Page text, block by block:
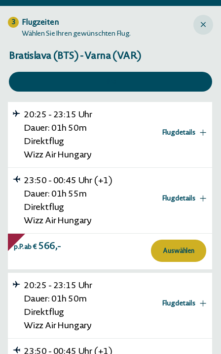
3 Flugzeiten
Wählen Sie Ihren gewünschten Flug.
Bratislava (BTS) - Varna (VAR)
20:25 -23:15 Uhr
Dauer:01h50m
Direktflug
Flugdetails
Wizz Air Hungary
HINFLUG (Direktflug)
Wizz Air Hungary (W67005)
Sa., 26.09.2026
23:15 Varna (VAR)
Economy
23:50-00:45 Uhr(+1)
Dauer:01h55m
Direktflug
Flugdetails
Wizz Air Hungary
RÜCKFLUG (Direktflug) 01h 55m
Wizz Air Hungary (W67006)
01h 55m
Sa., 03.10.2026
23:50 Varna (VAR) -
00:45 Bratislava (BTS)
Economy
p.P. ab€566,- Auswählen
20:25 -23:15 Uhr
Dauer:01h50m
Direktflug
Flugdetails
Wizz Air Hungary
HINFLUG (Direktflug)
23:50-00:45 Uhr(+1)